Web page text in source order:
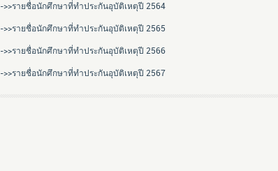
->>รายชื่อนักศึกษาที่ทำประกันอุบัติเหตุปี 2564
->>รายชื่อนักศึกษาที่ทำประกันอุบัติเหตุปี 2565
->>รายชื่อนักศึกษาที่ทำประกันอุบัติเหตุปี 2566
->>รายชื่อนักศึกษาที่ทำประกันอุบัติเหตุปี 2567